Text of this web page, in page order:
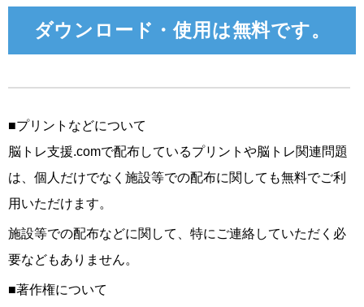
ダウンロード・使用は無料です。
■プリントなどについて
脳トレ支援.comで配布しているプリントや脳トレ関連問題
は、個人だけでなく施設等での配布に関しても無料でご利
用いただけます。
施設等での配布などに関して、特にご連絡していただく必
要などもありません。
■著作権について